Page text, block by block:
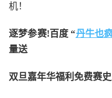
机！
逐梦参赛!百度 “丹牛也
量送
双旦嘉年华福利 免费赛